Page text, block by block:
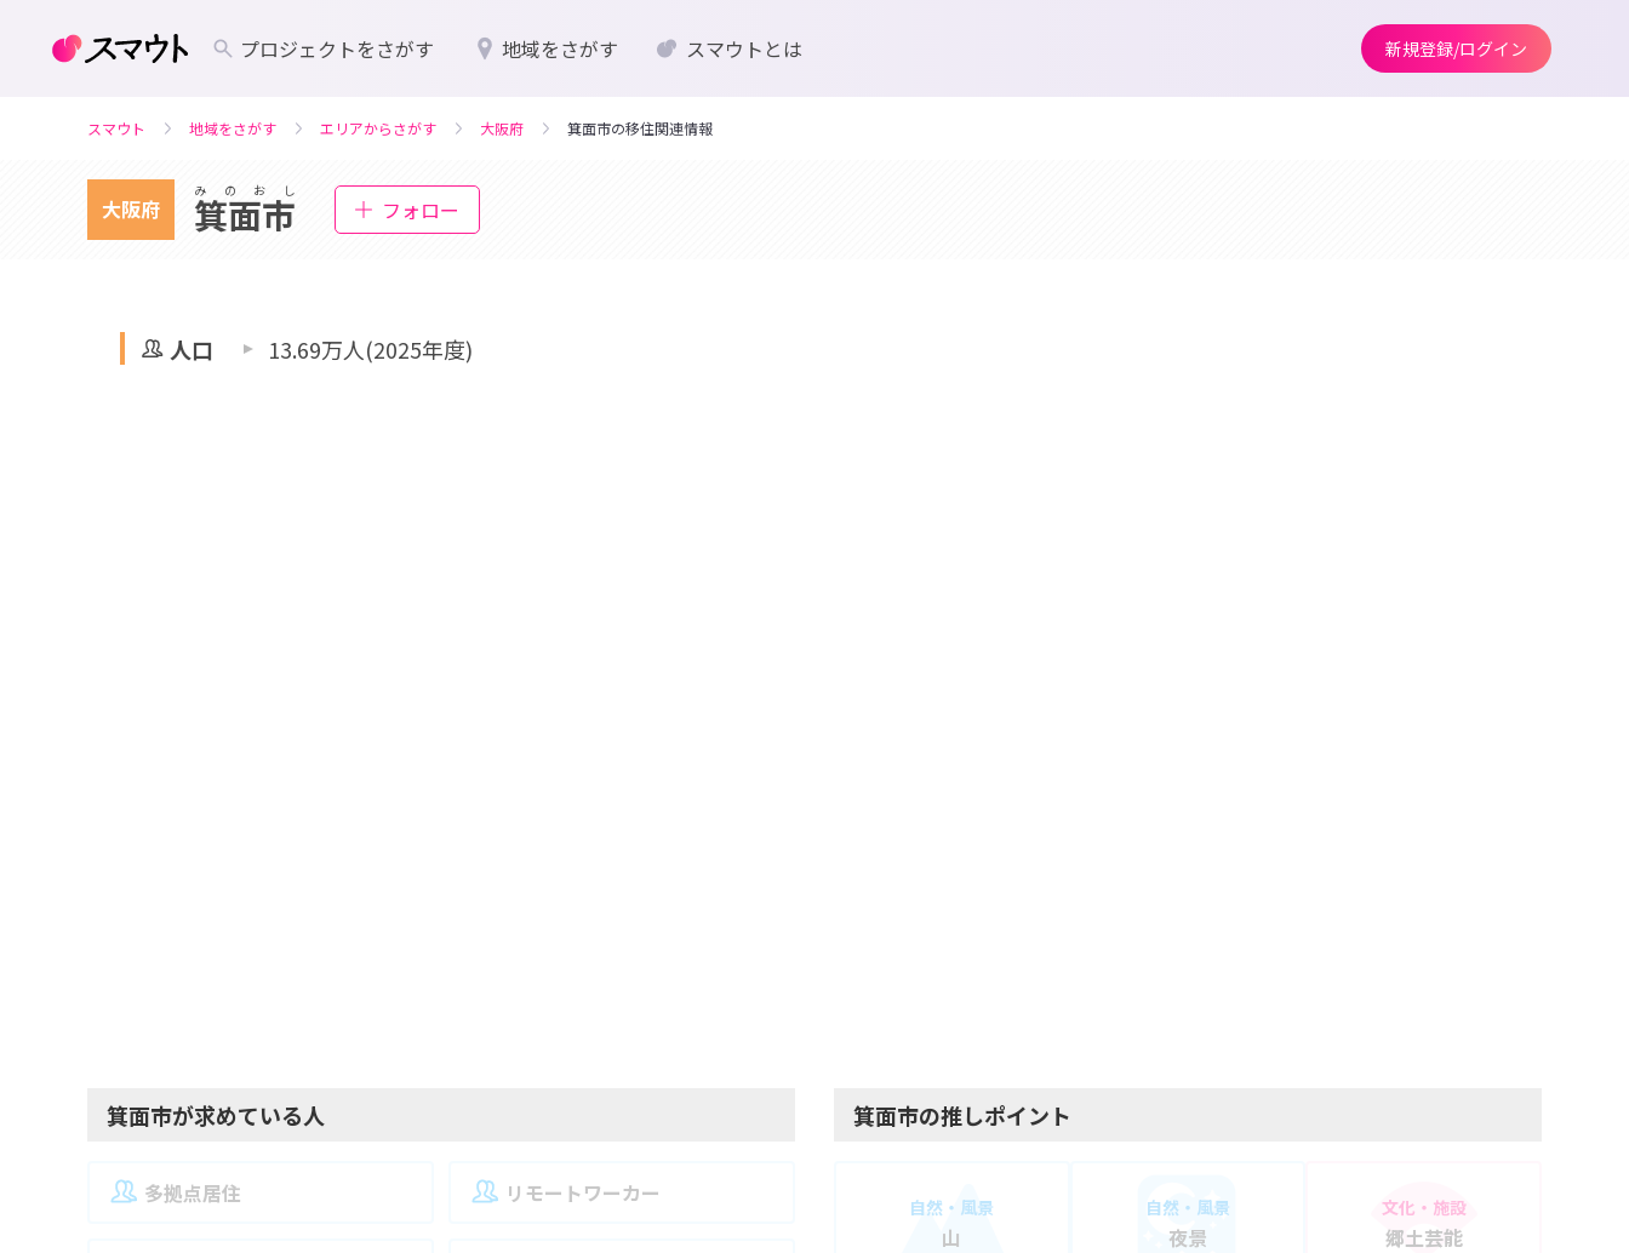
プロジェクトをさがす 地域をさがす スマウトとは 新規登録/ログイン
スマウト 地域をさがす エリアからさがす 大阪府 箕面市の移住関連情報
大阪府
みのおし
箕面市 フォロー
人口 13.69万人(2025年度)
箕面市が求めている人
多拠点居住 リモートワーカー
箕面市の推しポイント
自然・風景
山
自然・風景
夜景
文化・施設
郷土芸能